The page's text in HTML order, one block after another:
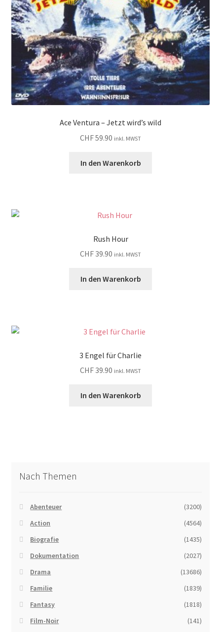
Ace Ventura – Jetzt wird’s wild
CHF59.90 inkl. MWST
In den Warenkorb
Rush Hour
CHF39.90 inkl. MWST
In den Warenkorb
3 Engel für Charlie
CHF39.90 inkl. MWST
In den Warenkorb
Nach Themen
Abenteuer
(3200)
Action
(4564)
Biografie
(1435)
Dokumentation
(2027)
Drama
(13686)
Familie
(1839)
Fantasy
(1818)
Film-Noir
(141)